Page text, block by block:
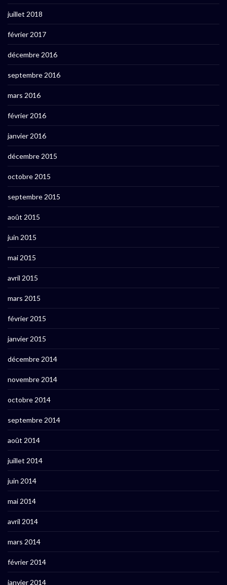
juillet 2018
février 2017
décembre 2016
septembre 2016
mars 2016
février 2016
janvier 2016
décembre 2015
octobre 2015
septembre 2015
août 2015
juin 2015
mai 2015
avril 2015
mars 2015
février 2015
janvier 2015
décembre 2014
novembre 2014
octobre 2014
septembre 2014
août 2014
juillet 2014
juin 2014
mai 2014
avril 2014
mars 2014
février 2014
janvier 2014